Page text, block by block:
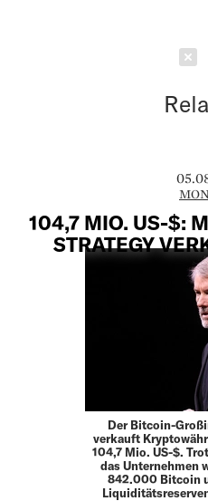
104,7 MIO. US-$:
STRATEGY
Der Bitcoin-
verkauft
104,7 Mio. US-$.
das Unternehmen
842.000 Bitcoin